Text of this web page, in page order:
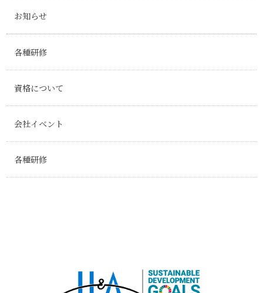
お知らせ
各種研修
資格について
会社イベント
各種研修